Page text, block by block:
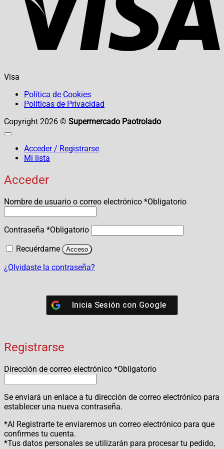
Visa
Política de Cookies
Politicas de Privacidad
Copyright 2026 © Supermercado Paotrolado
Acceder / Registrarse
Mi lista
Acceder
Nombre de usuario o correo electrónico *Obligatorio
Contraseña *Obligatorio
Recuérdame
Acceso
¿Olvidaste la contraseña?
Inicia Sesión con Google
Registrarse
Dirección de correo electrónico *Obligatorio
Se enviará un enlace a tu dirección de correo electrónico para
establecer una nueva contraseña.
*Al Registrarte te enviaremos un correo electrónico para que
confirmes tu cuenta.
*Tus datos personales se utilizarán para procesar tu pedido,